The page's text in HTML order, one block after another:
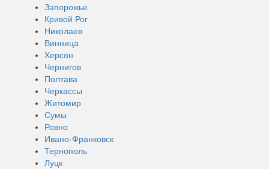
Запорожье
Кривой Рог
Николаев
Винница
Херсон
Чернигов
Полтава
Черкассы
Житомир
Сумы
Ровно
Ивано-Франковск
Тернополь
Луцк